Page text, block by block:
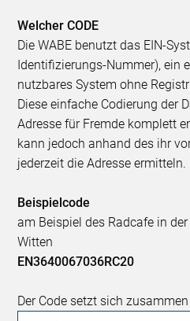
Welcher CODE
Die WABE benutzt das EIN-
Identifizierungs-Nummer), ein
nutzbares System ohne
Diese einfache Codierung der
Adresse für Fremde komplett
kann jedoch anhand des ihr
jederzeit die Adresse ermitteln.
Beispielcode
am Beispiel des Radcafe in
Witten
EN3640067036RC20
Der Code setzt sich